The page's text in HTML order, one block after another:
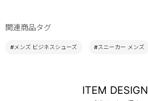
関連商品タグ
#メンズ ビジネスシューズ #スニーカー メンズ
ITEM DESIGN